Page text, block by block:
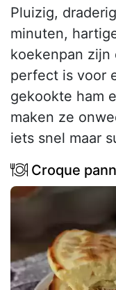
Pluizig,
minuten,
koekenpan zijn
perfect is voor
gekookte ham
maken ze
iets snel maar
Croque